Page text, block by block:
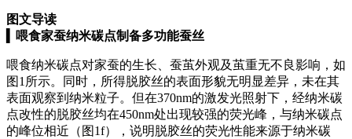
图文导读
喂食家蚕纳米碳点制备多功能蚕丝
喂食纳米碳点对家蚕的生长、蚕茧外观及茧重无不良影响，如
图1所示。同时，所得脱胶丝的表面形貌无明显差异，未在其
表面观察到纳米粒子。但在370nm的激发光照射下，经纳米碳
点改性的脱胶丝均在450nm处出现较强的荧光峰，与纳米碳点
的峰位相近（图1f），说明脱胶丝的荧光性能来源于纳米碳